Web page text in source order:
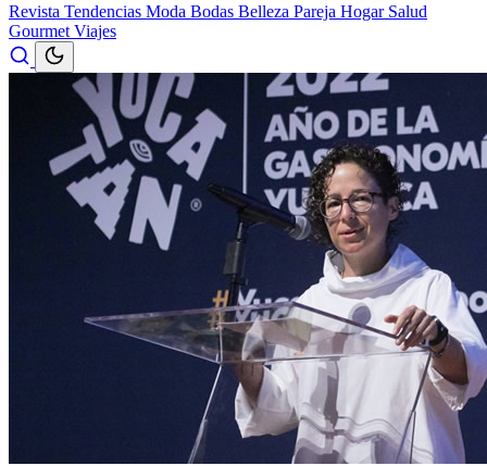
Revista Tendencias Moda Bodas Belleza Pareja Hogar Salud
Gourmet Viajes